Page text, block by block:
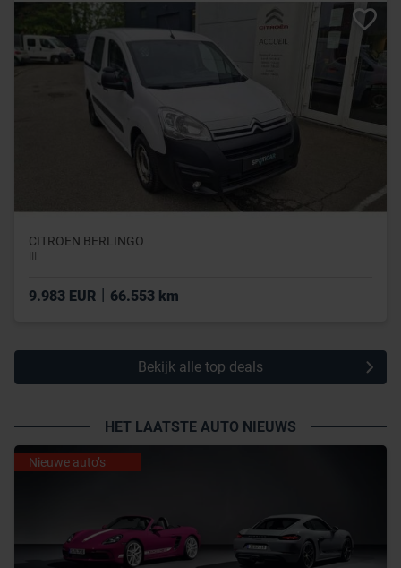
CITROEN BERLINGO
9.983 EUR 66.553 km
Bekijk alle top deals
HET LAATSTE AUTO NIEUWS
Nieuwe auto’s